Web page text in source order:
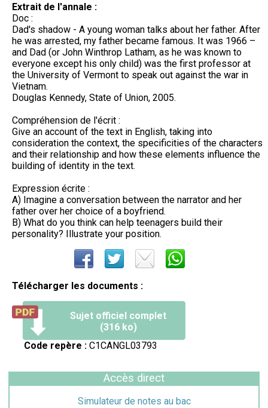
Extrait de l'annale :
Doc :
Dad's shadow - A young woman talks about her father. After
he was arrested, my father became famous. It was 1966 –
and Dad (or John Winthrop Latham, as he was known to
everyone except his only child) was the first professor at
the University of Vermont to speak out against the war in
Vietnam.
Douglas Kennedy, State of Union, 2005.
Compréhension de l'écrit :
Give an account of the text in English, taking into
consideration the context, the specificities of the characters
and their relationship and how these elements influence the
building of identity in the text.
Expression écrite :
A) Imagine a conversation between the narrator and her
father over her choice of a boyfriend.
B) What do you think can help teenagers build their
personality? Illustrate your position.
Télécharger les documents :
Sujet officiel complet
(316 ko)
Code repère : C1CANGL03793
Accès direct
Simulateur de notes au bac